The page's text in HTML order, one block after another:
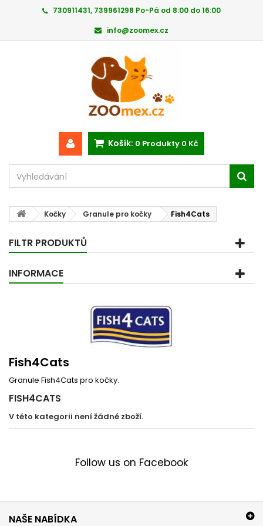
730911431, 739961298 Po-Pá od 8:00 do 16:00
info@zoomex.cz
Košík: 0 Produkty 0 Kč
Kočky Granule pro kočky Fish4Cats
FILTR PRODUKTŮ
INFORMACE
Fish4Cats
Granule Fish4Cats pro kočky.
FISH4CATS
V této kategorii není žádné zboží.
Follow us on Facebook
NAŠE NABÍDKA